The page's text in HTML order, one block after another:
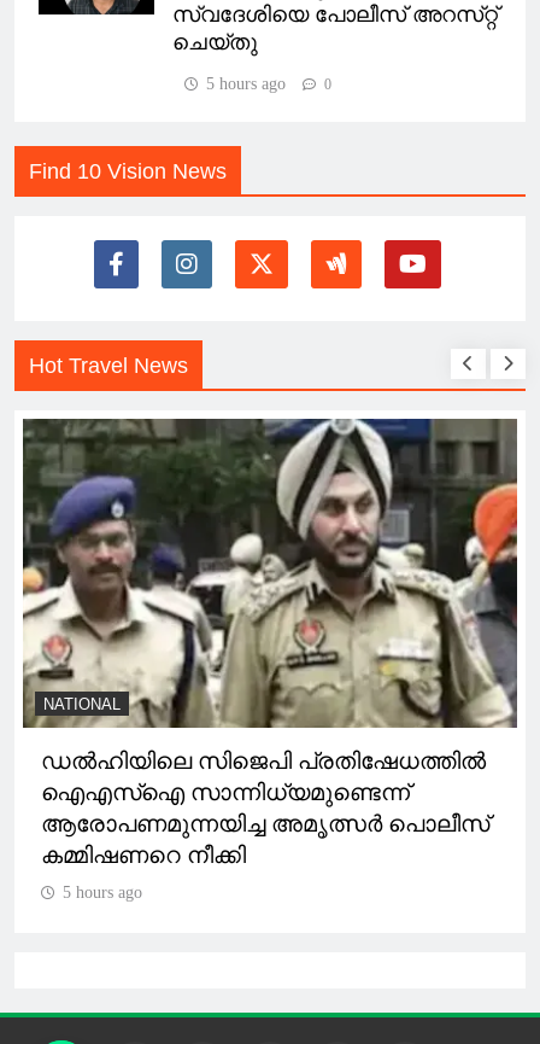
സ്വദേശിയെ പോലീസ് അറസ്‌റ്റ്
ചെയ്തു
5 hours ago 0
Find 10 Vision News
Hot Travel News
NATIONAL
ഡൽഹിയിലെ സിജെപി പ്രതിഷേധത്തിൽ
ഐഎസ്ഐ സാന്നിധ്യമുണ്ടെന്ന്
ആരോപണമുന്നയിച്ച അമൃത്സർ പൊലീസ്
കമ്മിഷണറെ നീക്കി
5 hours ago